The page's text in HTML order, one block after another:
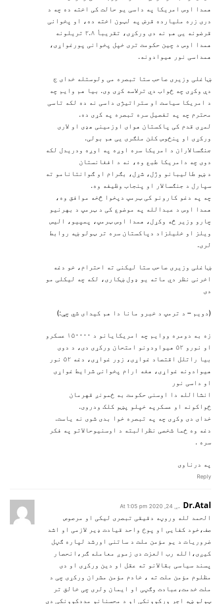
همدا اوس امریکا په داسی یو حالت کی اخته ده چه د
دری زره ملیارده قرض په لټون اخته ده، او پخوانی
قرضونه یی هم نه دی ورکړی، تقریبأ ۲.۸ تریلونه
همدا اوس د چین حکومت تری خپل پخوانی پورغواړی،
همداسی نور هیوادونه.
ښاغلی وزیری صاحب ستا تبصره می ولوستله خدای ج
دې وکړی چه ځواب دي ترلاسه کړی وی. بیا هم وایم چه
د امریکا سیاست او ستراتیژی داسی نه ده لکه تاسی
محترم چه په تفصیل سره تبصره په کړی ده.
لمړی قدم کی پاکستان هوای اوزمینی هډی او لاری
ورکړی او پنځوس کلن ملګری یی هم بولی.
جنګسالاران د امریکا سره اوږه په اوږه ودریدل لکه
دوی چه دامریکا طبع وه، نه د افغانستان
د ښو طالیبانو وژل، شړل، بګرام او ګوانتانامو ته
سپارل د جنګسالار او پنجاب وظیفه وه.
چه په دغو کارونو کی ټرمپ دپخوا څخه موافق وه،
همدا اوس د عبدالله په موضوع کی د ټرمپ د بهرنیو
چارو وزیر څه وکړل، همدا اوس ټرمپ، پمپیو، الیس
ویلز او خلیلزاد دپاکستان سره تر ټولو ښه روابط
لری.
ښاغلی وزیری صاحب ستا لیکنی ته احترام، خو دغه
اخرنی نظر دي ماته یو ډول ښکاری، لکه چه لیکلی مو
دی
(دویم – د ترمپ د خبرو مانا دا هم کیدای شي چې:)
زه به دومره ووایم چه امریکایانو د ۱۵۰۰۰۰ عسکرو
او نورو ۵۲ هیواودونو امتحان ورکړی دی، د دوی
بیا راتلل اقتصاد غواړی، زور غواړی، دغه ۵۲ نور
هیوادونه غواړی، هغه ارام پخوانی شرایط غواړی
او داسی نور
انشاالله دا اوسنی حکومت به ځمونږ قهرمان
ځواکونه او عسکرپه خپلو پښو کلک ودروی.
خدای دی وکړی چه په تبصره خوا بدی شوی نه یاست.
دغه وه ځما شخصی نظرالبته د اوسنیوحالاتو په فکر
سره .
په درناوی
Reply
Dr.Atal مې 24, 2020 At 1:05 pm
الحمد لله وروڼه دقیقی تبصری لیکی او مرصوص
صف،خود کفایی او پوخ واحد قیادت ډیر لازمی او اشد
ضروریات د یو مؤمن ملت د ساتنی اورشد لپاره ګڼل
کیږی،الله رب العزت دی زموږ معامله ګر،انحصار
پسند سیاسی بقالانو ته عقل او دین ورکړی او دی
مظلوم مؤمن ملت ته ، خادم مؤمن مشران ورکړی چی د
ملت خدمت،عبادت وګڼی او ایمان ولری چی خالق تر
ټولو ښه اجر ورکوونکی او د محسنانو مددکوونکی دی